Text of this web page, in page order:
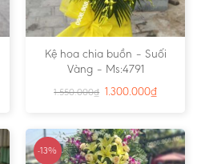
Kệ hoa chia buồn – Suối
Vàng – Ms:4791
1.550.000₫ 1.300.000₫
-13%